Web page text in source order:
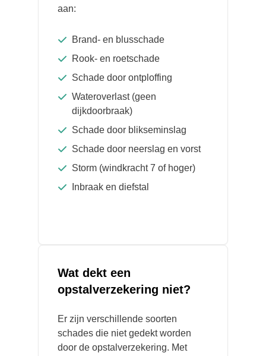
aan:
Brand- en blusschade
Rook- en roetschade
Schade door ontploffing
Wateroverlast (geen
dijkdoorbraak)
Schade door blikseminslag
Schade door neerslag en vorst
Storm (windkracht 7 of hoger)
Inbraak en diefstal
Wat dekt een
opstalverzekering niet?
Er zijn verschillende soorten
schades die niet gedekt worden
door de opstalverzekering. Met